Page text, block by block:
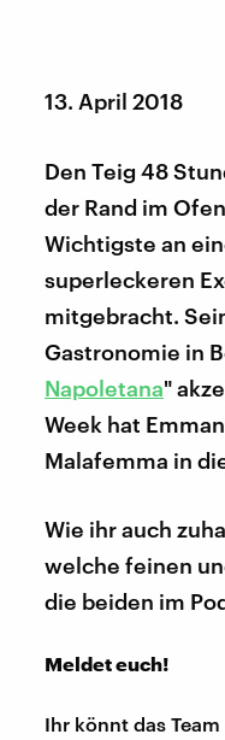
13. April 2018
Den Teig 48
der Rand im
Wichtigste an
superleckeren
mitgebracht.
Gastronomie in
Napoletana"
Week hat
Malafemma in
Wie ihr auch
welche feinen
die beiden im
Meldet euch!
Ihr könnt das